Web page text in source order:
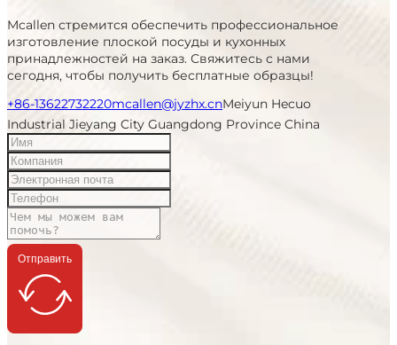
Mcallen стремится обеспечить профессиональное
изготовление плоской посуды и кухонных
принадлежностей на заказ. Свяжитесь с нами
сегодня, чтобы получить бесплатные образцы!
+86-13622732220mcallen@jyzhx.cnMeiyun Hecuo
Industrial Jieyang City Guangdong Province China
Отправить